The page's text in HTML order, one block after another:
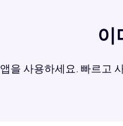
이
앱을 사용하세요. 빠르고